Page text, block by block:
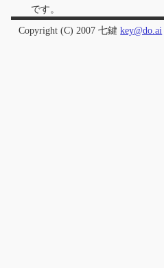
です。
Copyright (C) 2007 七鍵key@do.ai